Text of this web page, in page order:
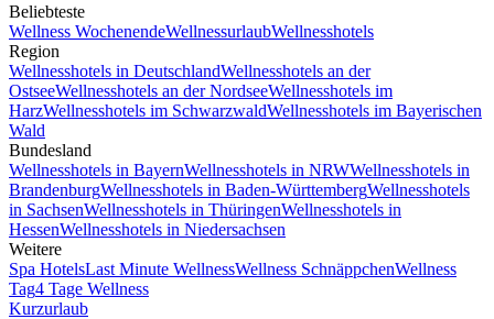
Beliebteste
Wellness WochenendeWellnessurlaubWellnesshotels
Region
Wellnesshotels in DeutschlandWellnesshotels an der
OstseeWellnesshotels an der NordseeWellnesshotels im
HarzWellnesshotels im SchwarzwaldWellnesshotels im Bayerischen
Wald
Bundesland
Wellnesshotels in BayernWellnesshotels in NRWWellnesshotels in
BrandenburgWellnesshotels in Baden-WürttembergWellnesshotels
in SachsenWellnesshotels in ThüringenWellnesshotels in
HessenWellnesshotels in Niedersachsen
Weitere
Spa HotelsLast Minute WellnessWellness SchnäppchenWellness
Tag4 Tage Wellness
Kurzurlaub